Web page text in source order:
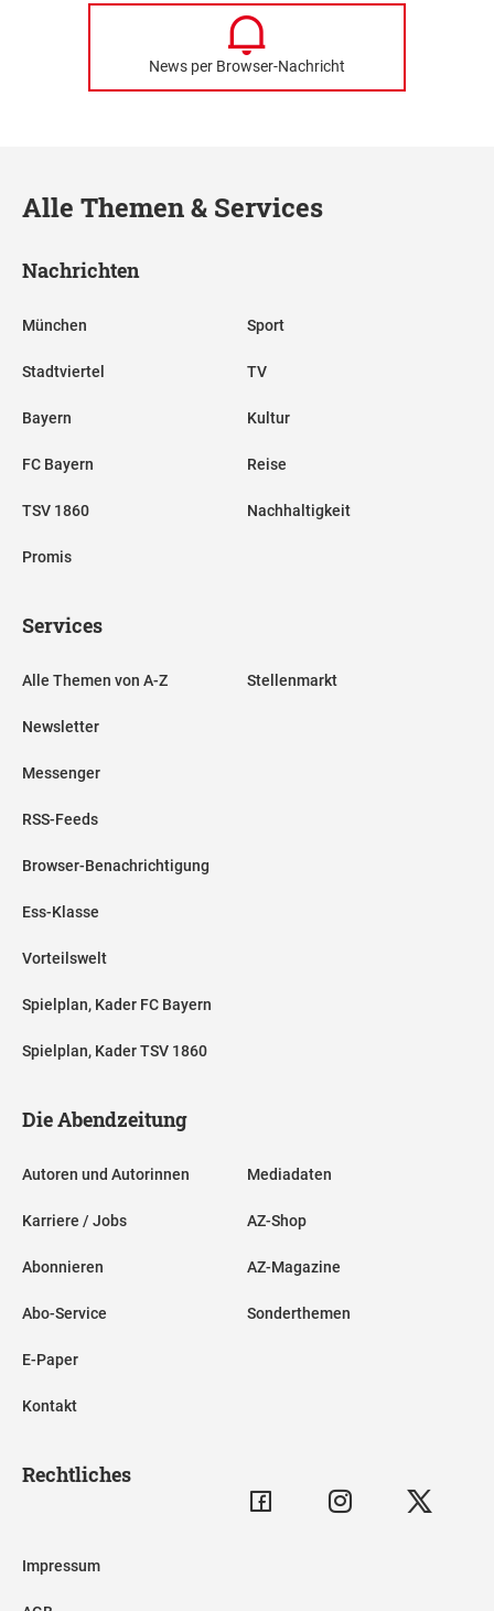
News per Browser-Nachricht
Alle Themen & Services
Nachrichten
München
Stadtviertel
Bayern
FC Bayern
TSV 1860
Promis
Sport
TV
Kultur
Reise
Nachhaltigkeit
Services
Alle Themen von A-Z
Newsletter
Messenger
RSS-Feeds
Browser-Benachrichtigung
Ess-Klasse
Vorteilswelt
Spielplan, Kader FC Bayern
Spielplan, Kader TSV 1860
Stellenmarkt
Die Abendzeitung
Autoren und Autorinnen
Karriere / Jobs
Abonnieren
Abo-Service
E-Paper
Kontakt
Mediadaten
AZ-Shop
AZ-Magazine
Sonderthemen
Rechtliches
Impressum